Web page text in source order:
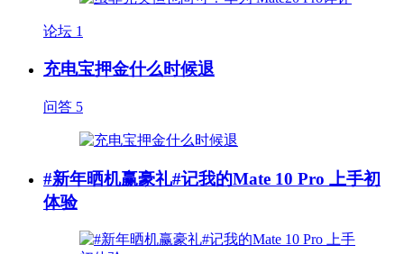
论坛 1
充电宝押金什么时候退
问答 5
#新年晒机赢豪礼#记我的Mate 10 Pro 上手初
体验